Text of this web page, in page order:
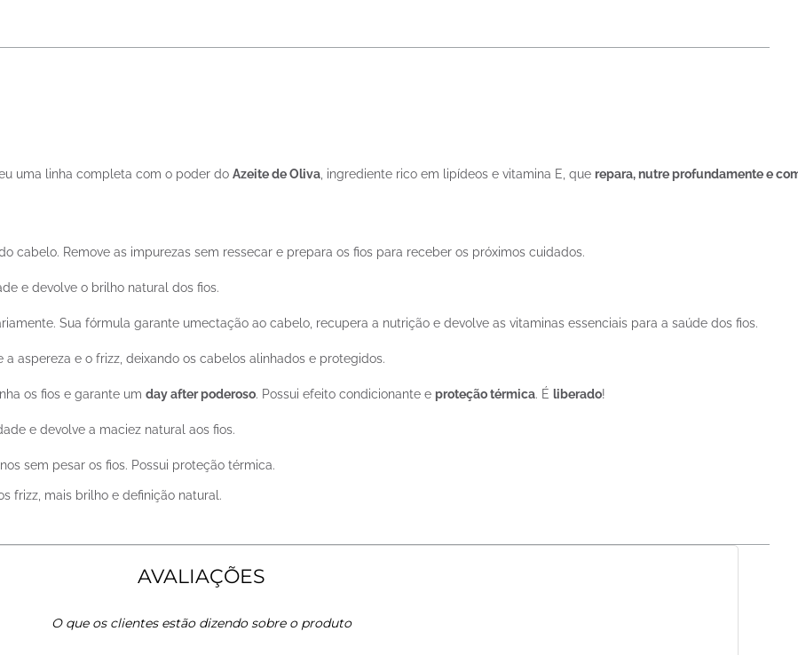
uma linha completa com o poder do Azeite de Oliva , ingrediente rico em lipídeos e vitamina E, que repara, nutre profundamente e
cabelo. Remove as impurezas sem ressecar e prepara os fios para receber os próximos cuidados.
e devolve o brilho natural dos fios.
Sua fórmula garante umectação ao cabelo, recupera a nutrição e devolve as vitaminas essenciais para a saúde dos fios.
aspereza e o frizz, deixando os cabelos alinhados e protegidos.
os fios e garante um day after poderoso. Possui efeito condicionante e proteção térmica. É liberado!
e devolve a maciez natural aos fios.
sem pesar os fios. Possui proteção térmica.
frizz, mais brilho e definição natural.
AVALIAÇÕES
O que os clientes estão dizendo sobre o produto